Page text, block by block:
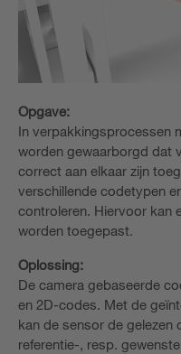
Opgave:
In verpakkingsprocessen
worden gewaarborgd dat
correct aan elkaar zijn
verschillende codetypen
controleren. Hiervoor kan
worden toegepast.
Oplossing:
De camera gebaseerde
en 2D-codes. Met de
kan de sensor de gelezen
referentie-, resp.